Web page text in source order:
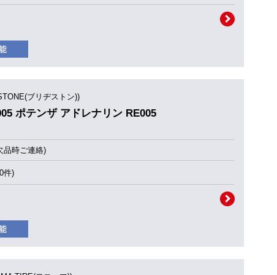
ブリヂストン))
ポテンザ アドレナリン RE005
品時ご連絡)
件)